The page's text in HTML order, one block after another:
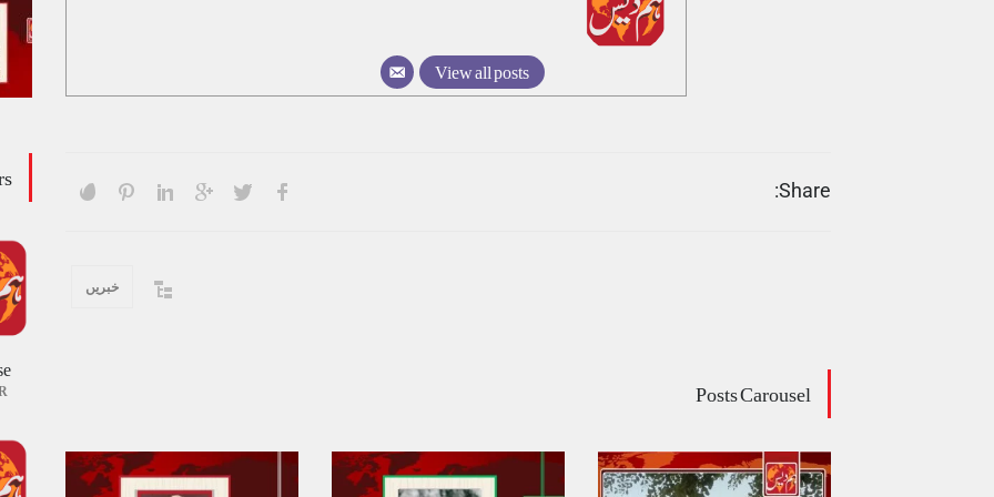
View all posts
Share:
خبریں
Posts Carousel